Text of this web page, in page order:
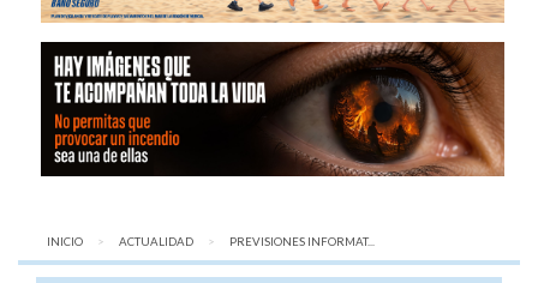
INICIO ACTUALIDAD AQUÍ:
PREVISIONES INFORMAT...